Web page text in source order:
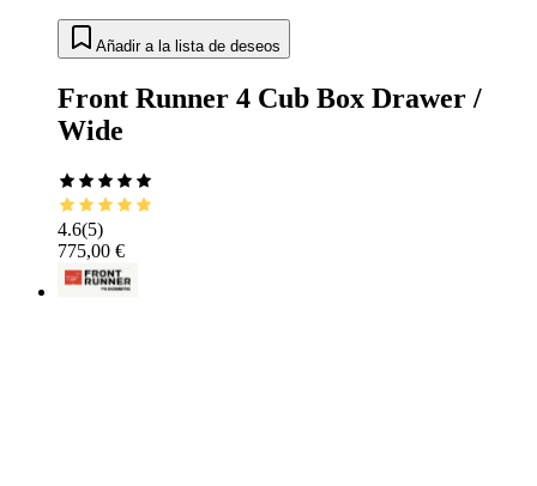
Añadir a la lista de deseos
Front Runner 4 Cub Box Drawer /
Wide
4.6(5)
775,00 €